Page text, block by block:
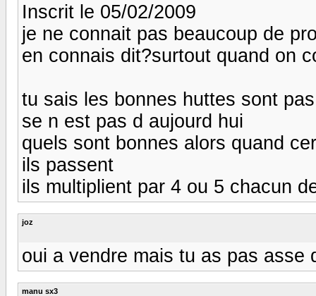
Inscrit le 05/02/2009
je ne connait pas beaucoup de
en connais dit?surtout quand on
tu sais les bonnes huttes sont
se n est pas d aujourd hui
quels sont bonnes alors quand
ils passent
ils multiplient par 4 ou 5 chacun
joz
oui a vendre mais tu as pas asse
manu sx3